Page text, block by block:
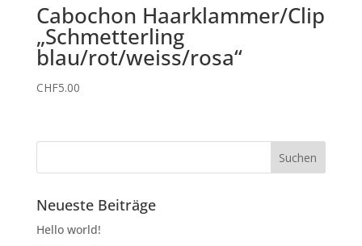
Cabochon Haarklammer/Clip
„Schmetterling
blau/rot/weiss/rosa“
CHF5.00
Neueste Beiträge
Hello world!